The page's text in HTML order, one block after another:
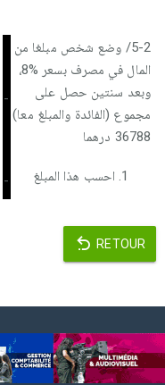
-
5-2/ وضع شخص مبلغا من
المال في مصرف بسعر %8،
وبعد سنتين حصل على
مجموع (الفائدة والمبلغ معا)
36788 درهما
- احسب هذا المبلغ
RETOUR